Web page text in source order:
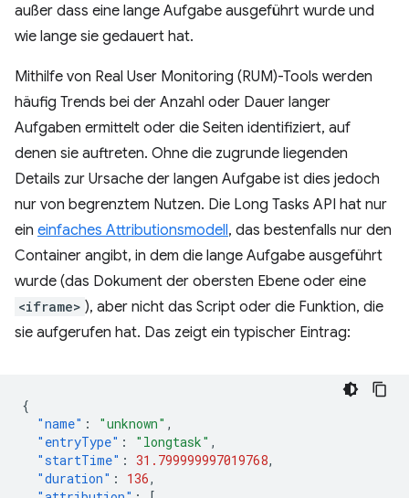
außer dass eine lange Aufgabe ausgeführt wurde und
wie lange sie gedauert hat.
Mithilfe von Real User Monitoring (RUM)-Tools werden
häufig Trends bei der Anzahl oder Dauer langer
Aufgaben ermittelt oder die Seiten identifiziert, auf
denen sie auftreten. Ohne die zugrunde liegenden
Details zur Ursache der langen Aufgabe ist dies jedoch
nur von begrenztem Nutzen. Die Long Tasks API hat nur
ein einfaches Attributionsmodell, das bestenfalls nur den
Container angibt, in dem die lange Aufgabe ausgeführt
wurde (das Dokument der obersten Ebene oder eine
<iframe> ), aber nicht das Script oder die Funktion, die
sie aufgerufen hat. Das zeigt ein typischer Eintrag:
{
"name" : "unknown" ,
"entryType" : "longtask" ,
"startTime" : 31.799999997019768,
"duration" : 136,